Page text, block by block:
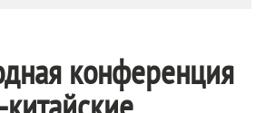
конференция